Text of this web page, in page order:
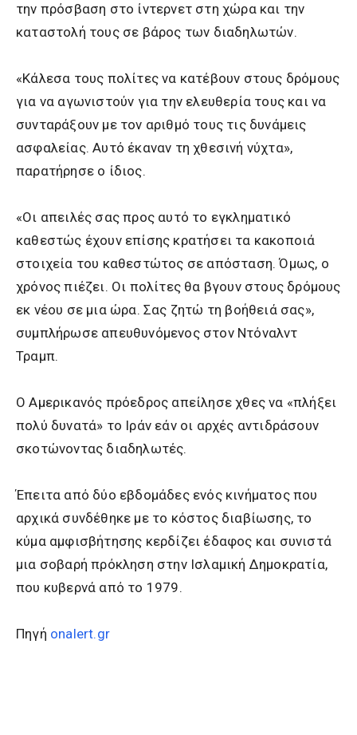
την πρόσβαση στο ίντερνετ στη χώρα και την
καταστολή τους σε βάρος των διαδηλωτών.
«Κάλεσα τους πολίτες να κατέβουν στους δρόμους
για να αγωνιστούν για την ελευθερία τους και να
συνταράξουν με τον αριθμό τους τις δυνάμεις
ασφαλείας. Αυτό έκαναν τη χθεσινή νύχτα»,
παρατήρησε ο ίδιος.
«Οι απειλές σας προς αυτό το εγκληματικό
καθεστώς έχουν επίσης κρατήσει τα κακοποιά
στοιχεία του καθεστώτος σε απόσταση. Όμως, ο
χρόνος πιέζει. Οι πολίτες θα βγουν στους δρόμους
εκ νέου σε μια ώρα. Σας ζητώ τη βοήθειά σας»,
συμπλήρωσε απευθυνόμενος στον Ντόναλντ
Τραμπ.
Ο Αμερικανός πρόεδρος απείλησε χθες να «πλήξει
πολύ δυνατά» το Ιράν εάν οι αρχές αντιδράσουν
σκοτώνοντας διαδηλωτές.
Έπειτα από δύο εβδομάδες ενός κινήματος που
αρχικά συνδέθηκε με το κόστος διαβίωσης, το
κύμα αμφισβήτησης κερδίζει έδαφος και συνιστά
μια σοβαρή πρόκληση στην Ισλαμική Δημοκρατία,
που κυβερνά από το 1979.
Πηγή onalert.gr